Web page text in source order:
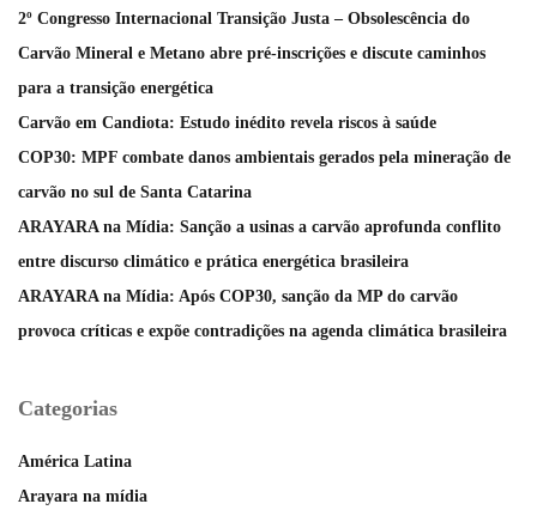
2º Congresso Internacional Transição Justa – Obsolescência do
Carvão Mineral e Metano abre pré-inscrições e discute caminhos
para a transição energética
Carvão em Candiota: Estudo inédito revela riscos à saúde
COP30: MPF combate danos ambientais gerados pela mineração de
carvão no sul de Santa Catarina
ARAYARA na Mídia: Sanção a usinas a carvão aprofunda conflito
entre discurso climático e prática energética brasileira
ARAYARA na Mídia: Após COP30, sanção da MP do carvão
provoca críticas e expõe contradições na agenda climática brasileira
Categorias
América Latina
Arayara na mídia